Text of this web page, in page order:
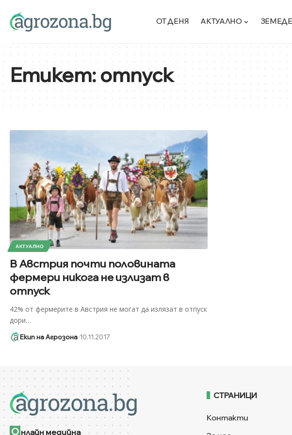
ОТ ДЕНЯ АКТУАЛНО
Етикет:отпуск
АКТУАЛНО
В Австрия почти половината
фермери никога не излизат в
отпуск
42% от фермерите в Австрия не могат да излязат в отпуск
дори…
Екип на Агрозона 10.11.2017
О нлайн медийна
СТРАНИЦИ
Контакти